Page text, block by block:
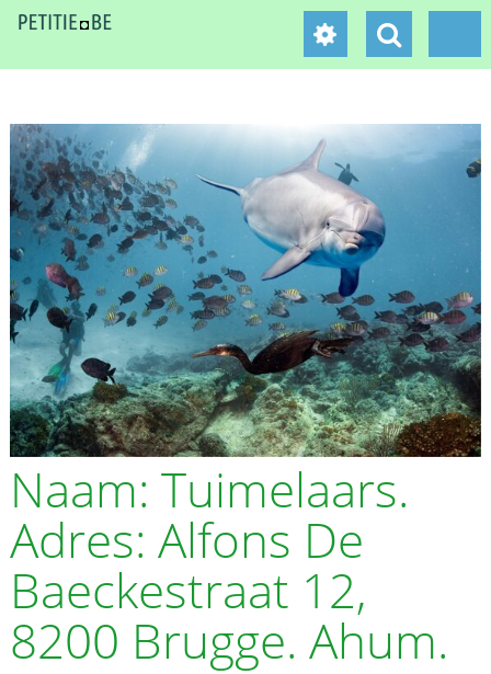
Naam: Tuimelaars.
Adres: Alfons De
Baeckestraat 12,
8200 Brugge. Ahum.